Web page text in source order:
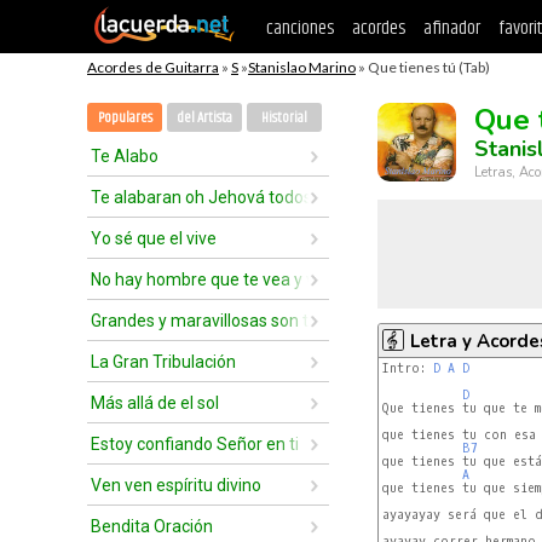
canciones acordes afinador
Acordes de Guitarra » S »Stanislao Marino » Que tienes tú (Tab)
Populares del Artista Historial
Te Alabo
Te alabaran oh Jehová todos los reyes
Yo sé que el vive
No hay hombre que te vea y viva
Grandes y maravillosas son tus obras
La Gran Tribulación
Más allá de el sol
Estoy confiando Señor en ti
Ven ven espíritu divino
Bendita Oración
Que
Letras,
Letra y
Intro: D A D
D
Que tienes tu que te
que tienes tu con
B7
que tienes tu que
A
que tienes tu que
ayayayay será que el